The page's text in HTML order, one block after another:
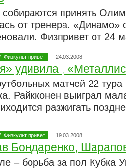
собираются принять
от тренера. «Динамо»
Физпривет от 24
/ Физкульт привет 24.03.2008
удивила ,
матчей 22
Райкконен выиграл
разжигать
/ Физкульт привет 19.03.2008
Бондаренко,
– борьба за пол Кубка